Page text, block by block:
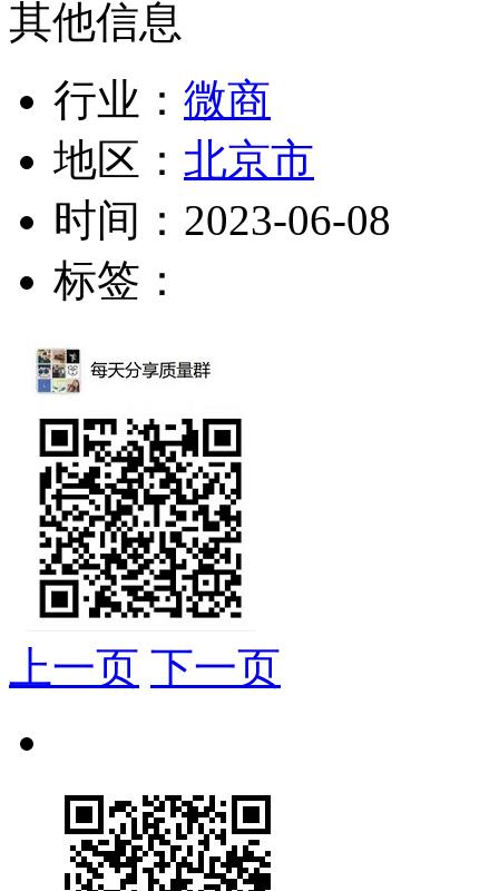
其他信息
行业： 微商
地区： 北京市
时间： 2023-06-08
标签：
上一页 下一页